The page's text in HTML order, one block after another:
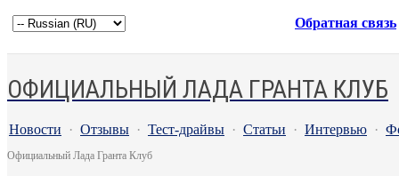
Обратная связь
ОФИЦИАЛЬНЫЙ ЛАДА ГРАНТА КЛУБ
Новости · Отзывы · Тест-драйвы · Статьи · Интервью ·
Официальный Лада Гранта Клуб